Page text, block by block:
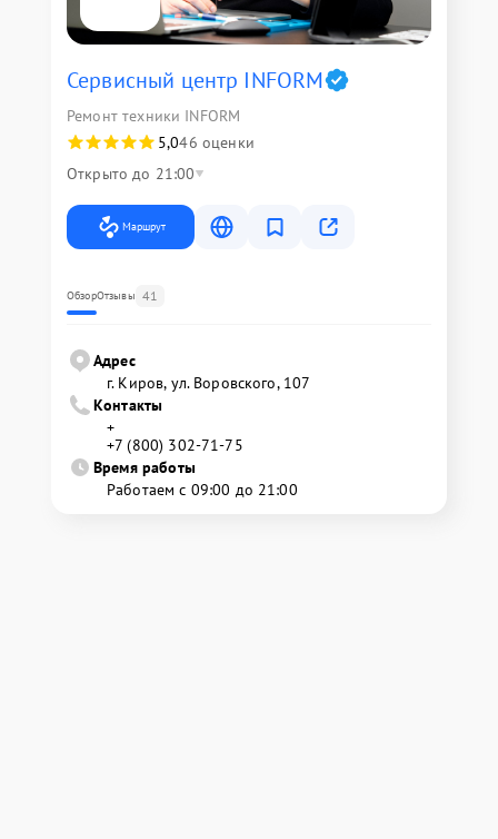
Сервисный центр INFORM
Ремонт техники INFORM
5,046 оценки
Открыто до 21:00
Маршрут
ОбзорОтзывы 41
Адрес
г. Киров, ул. Воровского, 107
Контакты
+
+7 (800) 302-71-75
Время работы
Работаем с 09:00 до 21:00